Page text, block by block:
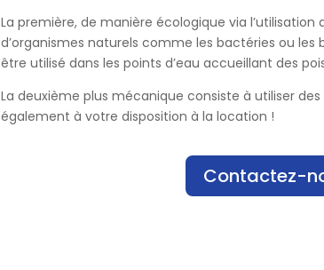
La première, de manière écologique via
d’organismes naturels comme les bactéries ou
être utilisé dans les points d’eau accueillant des
La deuxième plus mécanique consiste à utiliser
également à votre disposition à la location !
Contactez-